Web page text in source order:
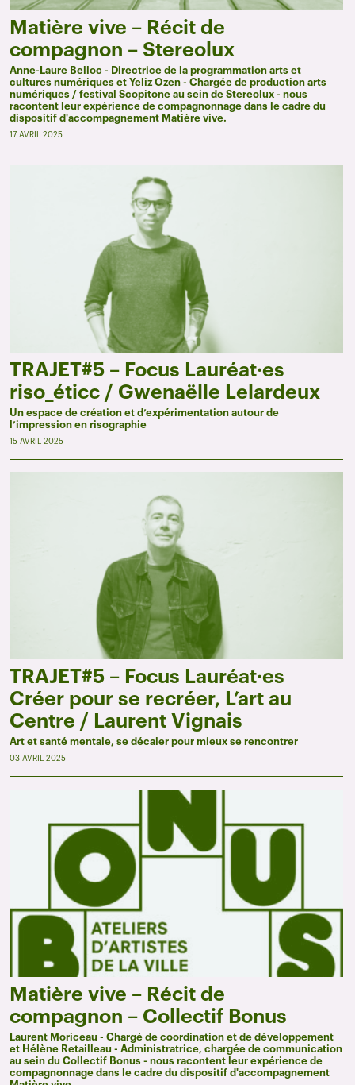
Matière vive – Récit de
compagnon – Stereolux
Anne-Laure Belloc - Directrice de la programmation arts et
cultures numériques et Yeliz Ozen - Chargée de production arts
numériques / festival Scopitone au sein de Stereolux - nous
racontent leur expérience de compagnonnage dans le cadre du
dispositif d'accompagnement Matière vive.
17 AVRIL 2025
TRAJET#5 – Focus Lauréat·es
riso_éticc / Gwenaëlle Lelardeux
Un espace de création et d’expérimentation autour de
l’impression en risographie
15 AVRIL 2025
TRAJET#5 – Focus Lauréat·es
Créer pour se recréer, L’art au
Centre / Laurent Vignais
Art et santé mentale, se décaler pour mieux se rencontrer
03 AVRIL 2025
Matière vive – Récit de
compagnon – Collectif Bonus
Laurent Moriceau - Chargé de coordination et de développement
et Hélène Retailleau - Administratrice, chargée de communication
au sein du Collectif Bonus - nous racontent leur expérience de
compagnonnage dans le cadre du dispositif d'accompagnement